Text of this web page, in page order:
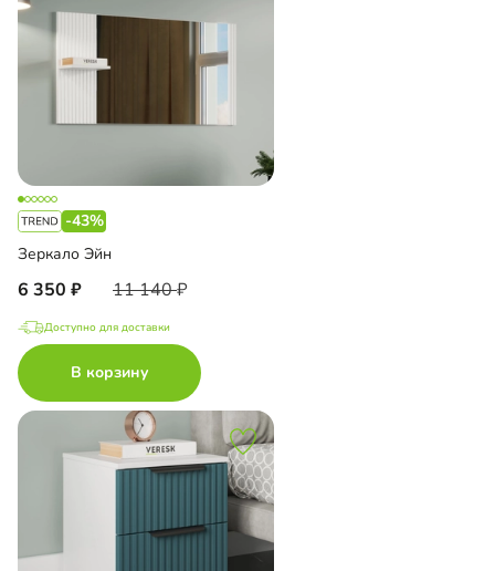
-43%
Зеркало Эйн
6 350 11 140
Доступно для доставки
В корзину